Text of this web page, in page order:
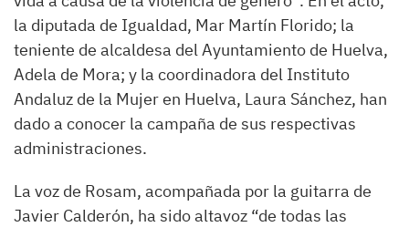
la diputada de Igualdad, Mar Martín Florido; la
teniente de alcaldesa del Ayuntamiento de Huelva,
Adela de Mora; y la coordinadora del Instituto
Andaluz de la Mujer en Huelva, Laura Sánchez, han
dado a conocer la campaña de sus respectivas
administraciones.
La voz de Rosam, acompañada por la guitarra de
Javier Calderón, ha sido altavoz “de todas las